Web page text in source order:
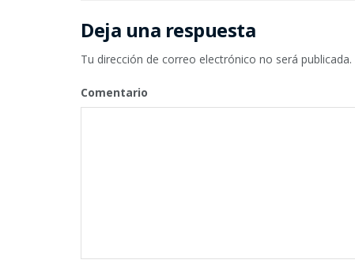
Deja una respuesta
Tu dirección de correo electrónico no será publicada.
Comentario